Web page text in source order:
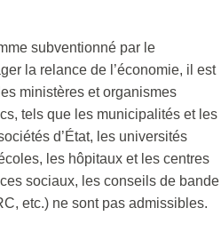
subventionné par le
la relance de l’économie, il est
ministères et organismes
tels que les municipalités et les
d’État, les universités
les hôpitaux et les centres
sociaux, les conseils de bande
etc.) ne sont pas admissibles.